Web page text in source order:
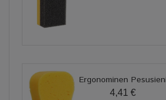
Ergonominen Pesusieni
4,41 €